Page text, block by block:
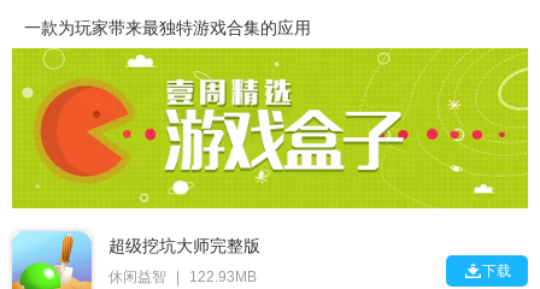
一款为玩家带来最独特游戏合集的应用
超级挖坑大师完整版
休闲益智
122.93MB
下载